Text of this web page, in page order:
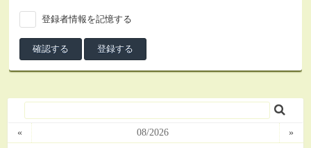
登録者情報を記憶する
« 08/2026 »